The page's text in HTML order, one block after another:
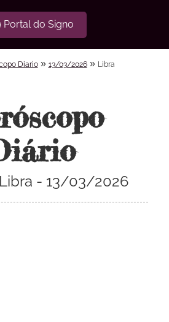
Portal do Signo
Diario» 13/03/2026» Libra
- 13/03/2026